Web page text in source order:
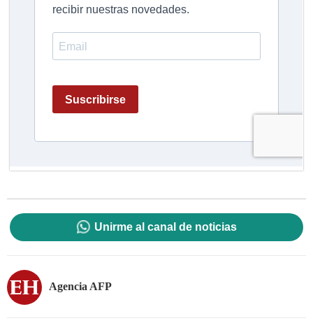
Unirme al canal de noticias
Agencia AFP